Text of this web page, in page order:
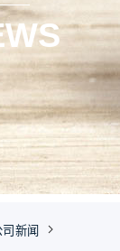
司新闻